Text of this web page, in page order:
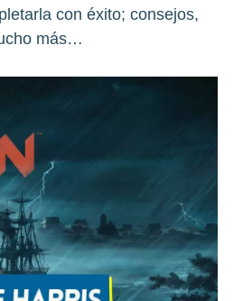
con éxito; consejos,
más…